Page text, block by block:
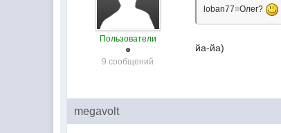
Пользователи
9 сообщений
loban77=Олег?
йа-йа)
megavolt